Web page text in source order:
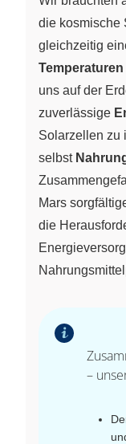
die kosmische
gleichzeitig
Temperaturen
uns auf der
zuverlässige
Solarzellen zu
selbst
Mars
die
–